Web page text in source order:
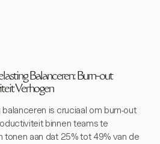
Balanceren: Burn-out
Verhogen
is cruciaal om burn-out
binnen teams te
tonen aan dat 25% tot 49% van de